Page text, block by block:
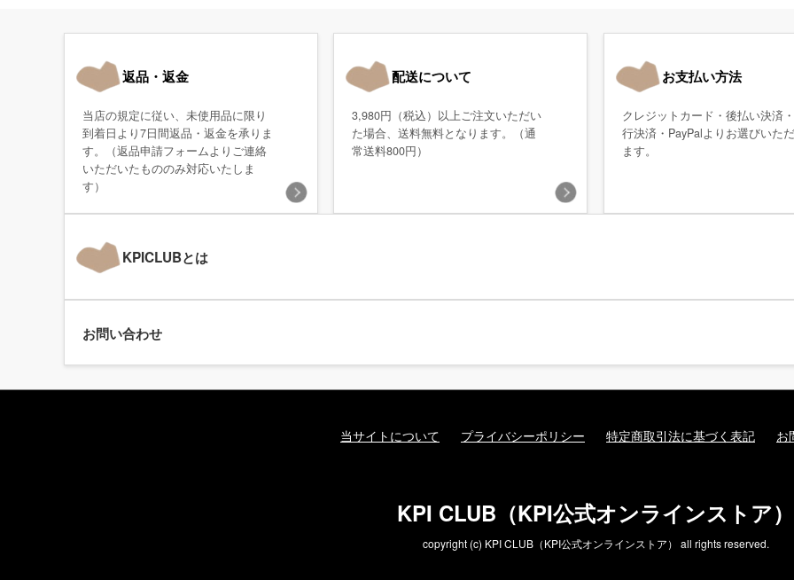
返品・返金
当店の規定に従い、未使用品に限り
到着日より7日間返品・返金を承りま
す。（返品申請フォームよりご連絡
いただいたもののみ対応いたしま
す）
配送について
3,980円（税込）以上ご注文いただい
た場合、送料無料となります。（通
常送料800円）
お支払い方法
クレジットカード・後払い決済
行決済・PayPalよりお選びいた
ます。
KPICLUBとは
お問い合わせ
当サイトについて プライバシーポリシー 特定商取引法に基づく表記 お
KPI CLUB（KPI公式オンラインストア）
copyright (c) KPI CLUB（KPI公式オンラインストア） all rights reserved.